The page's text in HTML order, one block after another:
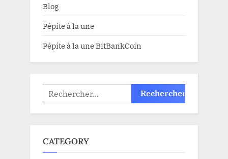
Blog
Pépite à la une
Pépite à la une BitBankCoin
Rechercher :
CATEGORY